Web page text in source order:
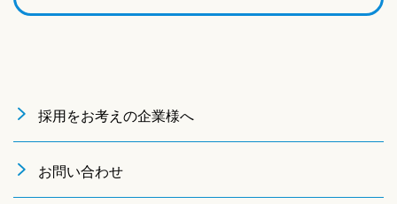
採用をお考えの企業様へ
お問い合わせ